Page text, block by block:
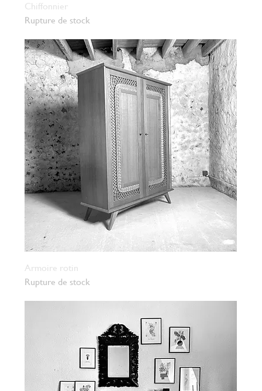
Chiffonnier
Rupture de stock
Armoire rotin
Rupture de stock